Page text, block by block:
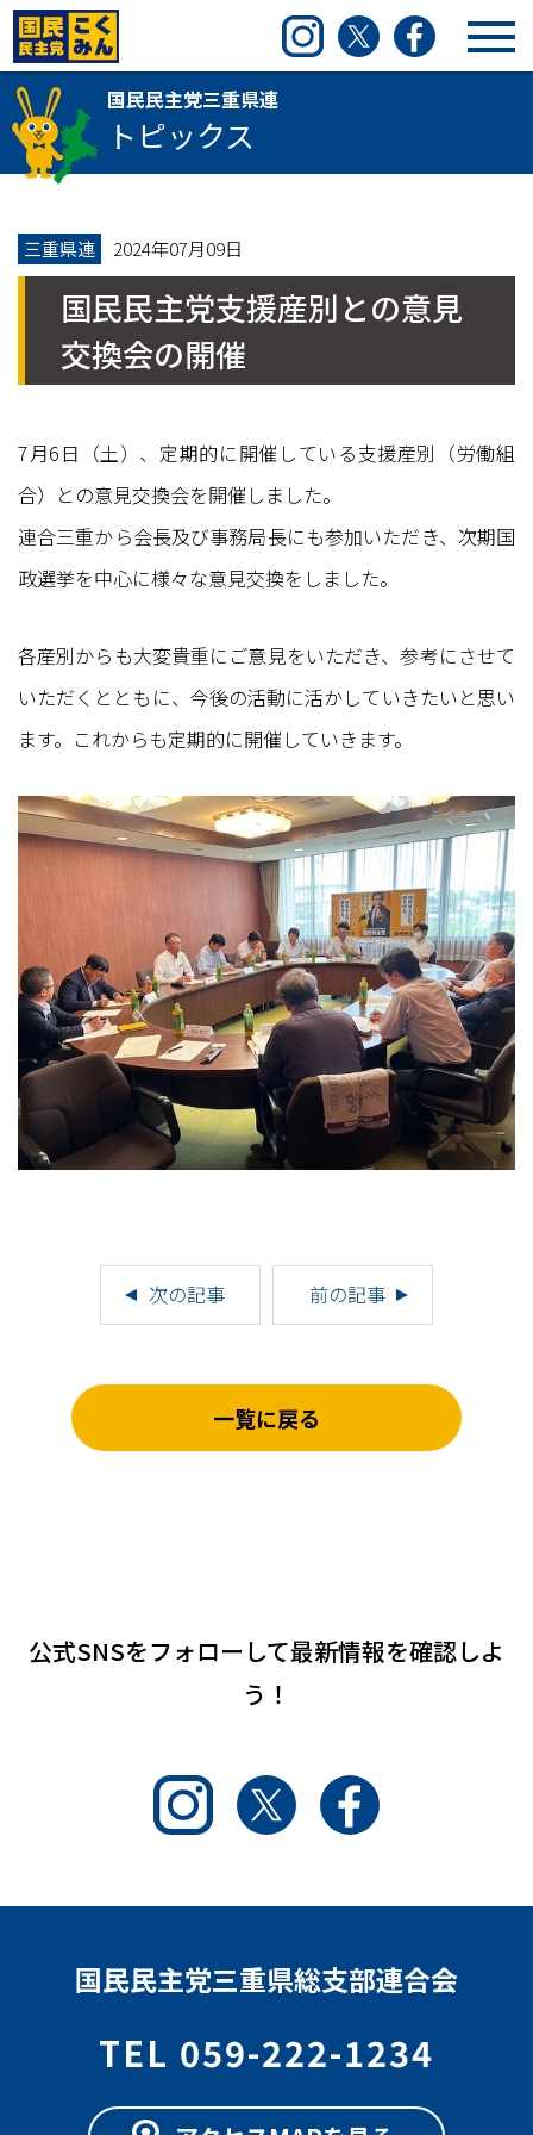
国民民主党三重県連 InstagramTwitter Facebook
国民民主党三重県連
トピックス
三重県連 2024年07月09日
国民民主党支援産別との意見
交換会の開催
7月6日（土）、定期的に開催している支援産別（労働組
合）との意見交換会を開催しました。
連合三重から会長及び事務局長にも参加いただき、次期国
政選挙を中心に様々な意見交換をしました。
各産別からも大変貴重にご意見をいただき、参考にさせて
いただくとともに、今後の活動に活かしていきたいと思い
ます。これからも定期的に開催していきます。
次の記事 前の記事
一覧に戻る
公式SNSをフォローして最新情報を確認しよ
う！
Instagram Twitter
国民民主党三重県総支部連合会
TEL 059-222-1234